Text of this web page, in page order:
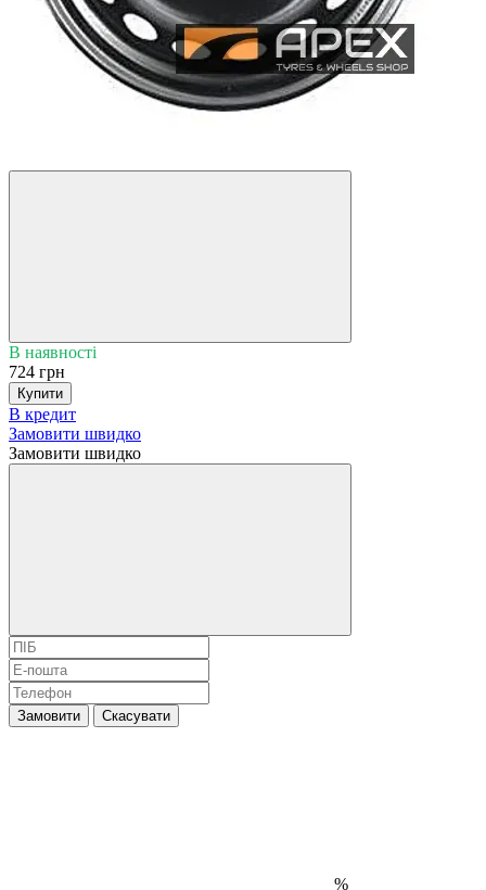
В наявності
724 грн
Купити
В кредит
Замовити швидко
Замовити швидко
Замовити Скасувати
%